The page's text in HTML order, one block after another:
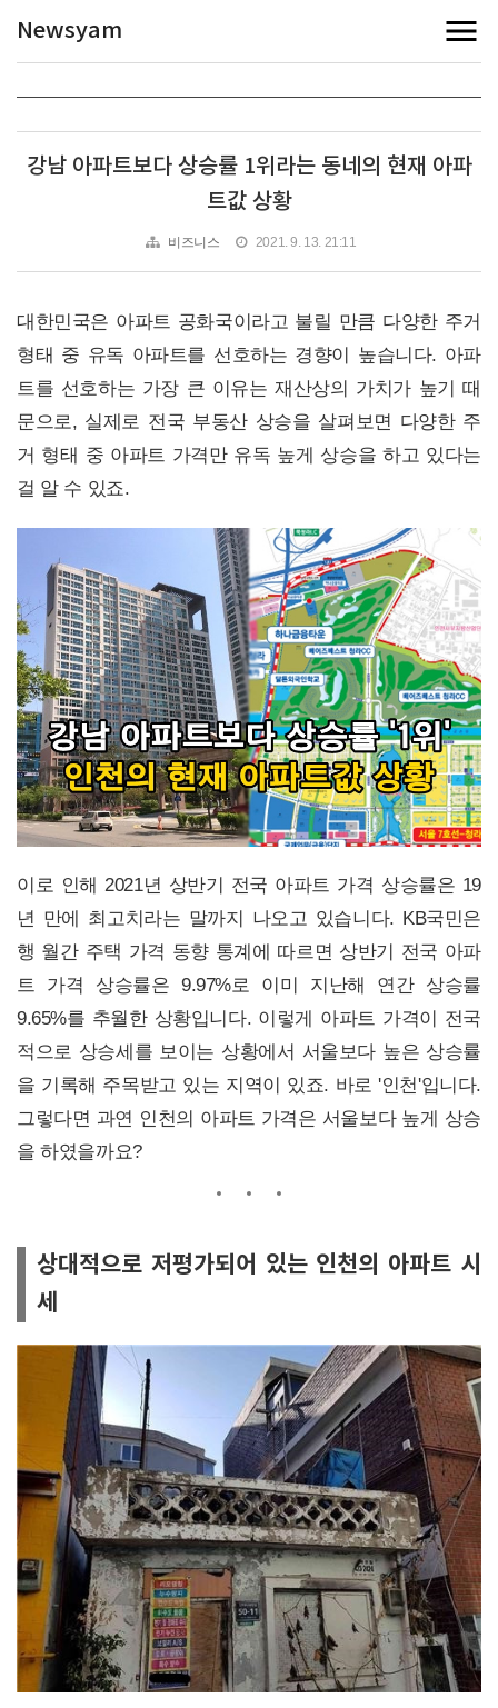
Newsyam
강남 아파트보다 상승률 1위라는 동네의 현재 아파
트값 상황
비즈니스 2021. 9. 13. 21:11
대한민국은 아파트 공화국이라고 불릴 만큼 다양한 주거
형태 중 유독 아파트를 선호하는 경향이 높습니다. 아파
트를 선호하는 가장 큰 이유는 재산상의 가치가 높기 때
문으로, 실제로 전국 부동산 상승을 살펴보면 다양한 주
거 형태 중 아파트 가격만 유독 높게 상승을 하고 있다는
걸 알 수 있죠.
이로 인해 2021년 상반기 전국 아파트 가격 상승률은 19
년 만에 최고치라는 말까지 나오고 있습니다. KB국민은
행 월간 주택 가격 동향 통계에 따르면 상반기 전국 아파
트 가격 상승률은 9.97%로 이미 지난해 연간 상승률
9.65%를 추월한 상황입니다. 이렇게 아파트 가격이 전국
적으로 상승세를 보이는 상황에서 서울보다 높은 상승률
을 기록해 주목받고 있는 지역이 있죠. 바로 '인천'입니다.
그렇다면 과연 인천의 아파트 가격은 서울보다 높게 상승
을 하였을까요?
상대적으로 저평가되어 있는 인천의 아파트 시
세